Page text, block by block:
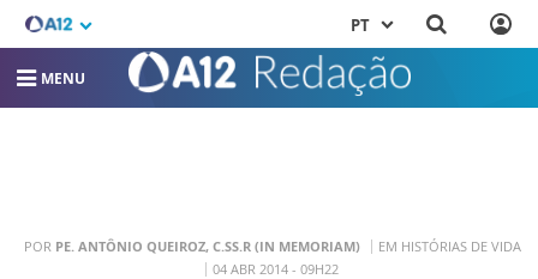
PT
MENU
POR PE. ANTÔNIO QUEIROZ, C.SS.R (IN MEMORIAM)
EM HISTÓRIAS DE VIDA
04 ABR 2014 - 09H22